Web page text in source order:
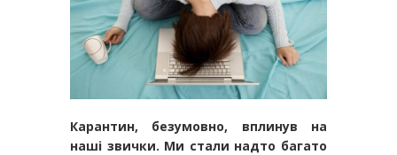
Карантин, безумовно, вплинув на
наші звички. Ми стали надто багато